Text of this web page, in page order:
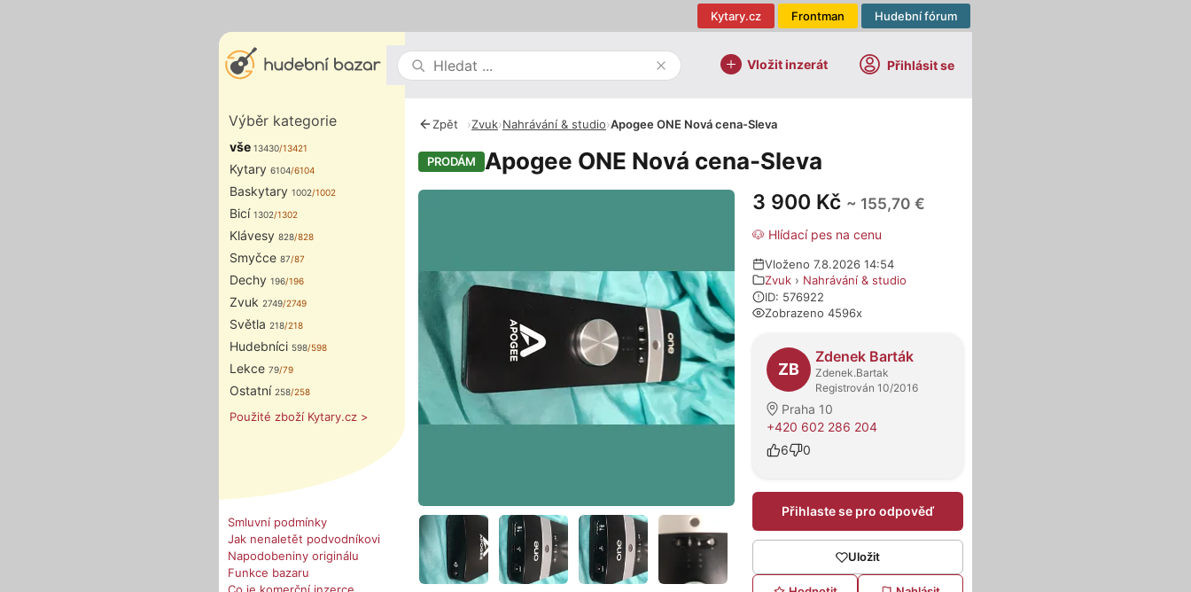
Hudební fórum
Frontman
Kytary.cz
Vložit inzerát Přihlásit se
Výběr kategorie
vše 13430/13421
Kytary 6104/6104
Baskytary 1002/1002
Bicí 1302/1302
Klávesy 828/828
Smyčce 87/87
Dechy 196/196
Zvuk 2749/2749
Světla 218/218
Hudebníci 598/598
Lekce 79/79
Ostatní 258/258
Použité zboží Kytary.cz >
Smluvní podmínky
Jak nenaletět podvodníkovi
Napodobeniny originálu
Funkce bazaru
Zpět ›Zvuk›Nahrávání & studio›Apogee ONE Nová cena-Sleva
PRODÁM Apogee ONE Nová cena-Sleva
Fotografie 3 900 Kč ~ 155,70 €
🐶 Hlídací pes na cenu
Vloženo 7.8.2026 14:54
Zvuk › Nahrávání & studio
ID: 576922
Zobrazeno 4596x
O prodejci
ZB
Zdenek Barták
Zdenek.Bartak
Registrován 10/2016
Praha 10
+420 602 286 204
6
0
Přihlaste se pro odpověď
Uložit